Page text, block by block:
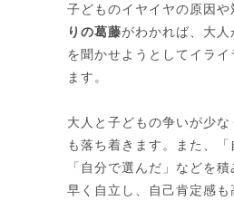
子どものイヤイヤの原因や
りの葛藤がわかれば、大人
を聞かせようとしてイライ
ます。
大人と子どもの争いが少な
も落ち着きます。また、「
「自分で選んだ」などを積
早く自立し、自己肯定感も